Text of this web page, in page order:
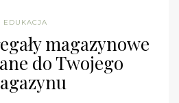
EDUKACJA
magazynowe
do Twojego